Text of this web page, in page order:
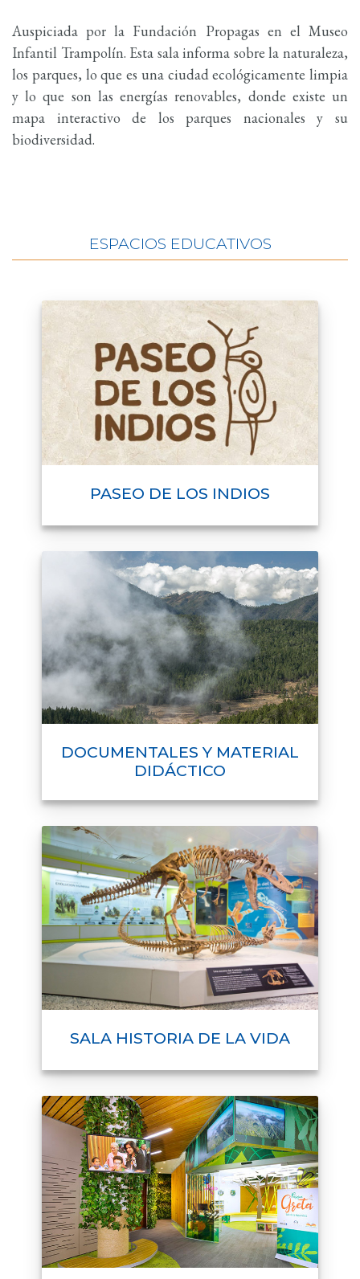
Auspiciada por la Fundación Propagas en el Museo
Infantil Trampolín. Esta sala informa sobre la naturaleza,
los parques, lo que es una ciudad ecológicamente limpia
y lo que son las energías renovables, donde existe un
mapa interactivo de los parques nacionales y su
biodiversidad.
ESPACIOS EDUCATIVOS
PASEO DE LOS INDIOS
DOCUMENTALES Y MATERIAL
DIDÁCTICO
SALA HISTORIA DE LA VIDA